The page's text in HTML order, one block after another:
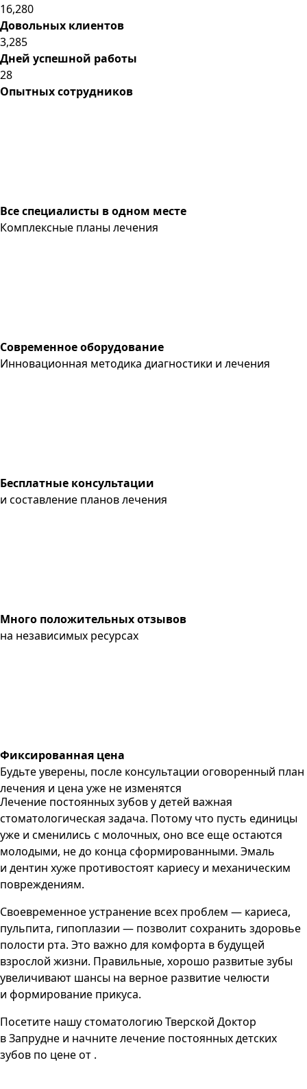
16,280
Довольных клиентов
3,285
Дней успешной работы
28
Опытных сотрудников
Все специалисты в одном месте
Комплексные планы лечения
Современное оборудование
Инновационная методика диагностики и лечения
Бесплатные консультации
и составление планов лечения
Много положительных отзывов
на независимых ресурсах
Фиксированная цена
Будьте уверены, после консультации оговоренный план
лечения и цена уже не изменятся
Лечение постоянных зубов у детей важная
стоматологическая задача. Потому что пусть единицы
уже и сменились с молочных, оно все еще остаются
молодыми, не до конца сформированными. Эмаль
и дентин хуже противостоят кариесу и механическим
повреждениям.
Своевременное устранение всех проблем — кариеса,
пульпита, гипоплазии — позволит сохранить здоровье
полости рта. Это важно для комфорта в будущей
взрослой жизни. Правильные, хорошо развитые зубы
увеличивают шансы на верное развитие челюсти
и формирование прикуса.
Посетите нашу стоматологию Тверской Доктор
в Запрудне и начните лечение постоянных детских
зубов по цене от .